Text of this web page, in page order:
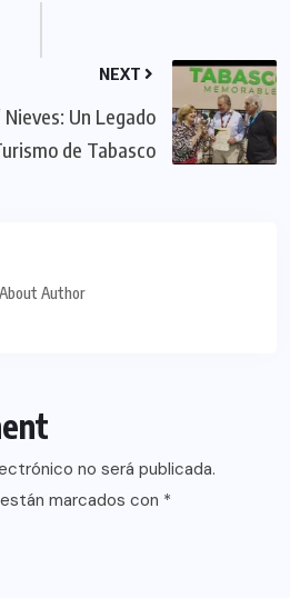
NEXT
Nieves: Un Legado
de Tabasco
About Author
no será publicada.
marcados con *